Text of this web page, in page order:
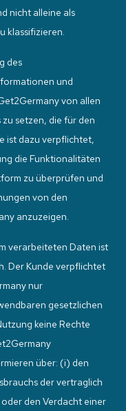
nicht alleine als
klassifizieren.
des
und
von allen
setzen, die für den
ist dazu verpflichtet,
die Funktionalitäten
zu überprüfen und
von den
anzuzeigen.
verarbeiteten Daten ist
Der Kunde verpflichtet
nur
gesetzlichen
keine Rechte
über: (i) den
der vertraglich
den Verdacht einer